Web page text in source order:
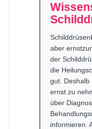
aber
der
die
gut. Deshalb
ernst zu
über
informieren.